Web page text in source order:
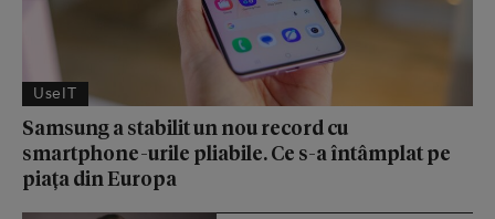
UseIT
Samsung a stabilit un nou record cu
smartphone-urile pliabile. Ce s-a întâmplat pe
piața din Europa